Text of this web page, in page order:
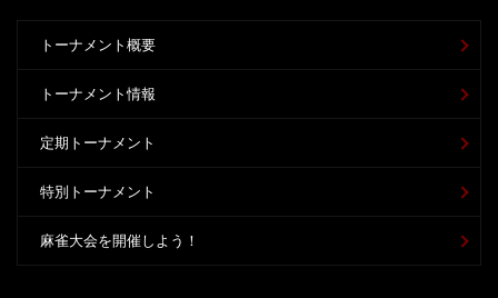
トーナメント概要
トーナメント情報
定期トーナメント
特別トーナメント
麻雀大会を開催しよう！